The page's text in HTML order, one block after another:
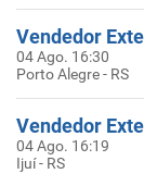
Vendedor
04 Ago. 16:30
Porto Alegre - RS
Vendedor
04 Ago. 16:19
Ijuí - RS